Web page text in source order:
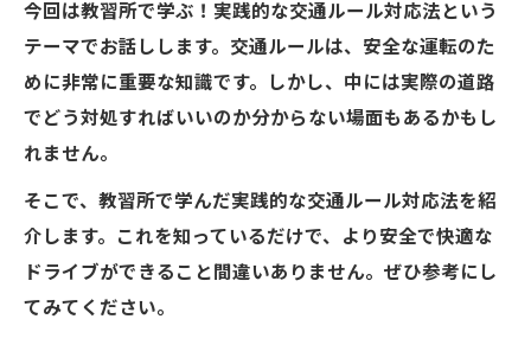
今回は教習所で学ぶ！実践的な交通ルール対応法という
テーマでお話しします。交通ルールは、安全な運転のた
めに非常に重要な知識です。しかし、中には実際の道路
でどう対処すればいいのか分からない場面もあるかもし
れません。
そこで、教習所で学んだ実践的な交通ルール対応法を紹
介します。これを知っているだけで、より安全で快適な
ドライブができること間違いありません。ぜひ参考にし
てみてください。